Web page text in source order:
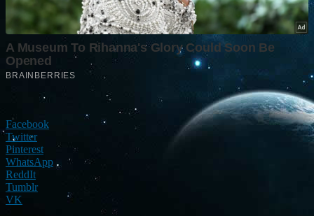
Facebook
Twitter
Pinterest
WhatsApp
ReddIt
Tumblr
VK